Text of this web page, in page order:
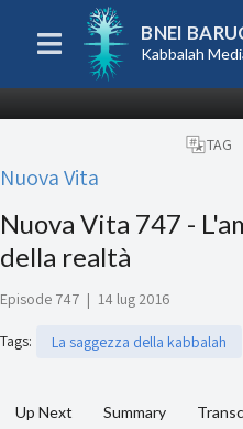
BNEI
Kabbalah
TAG
Nuova Vita
Nuova Vita 747 -
della realtà
Episode 747 | 14 lug 2016
Tags: La saggezza della kabbalah
Up Next Summary